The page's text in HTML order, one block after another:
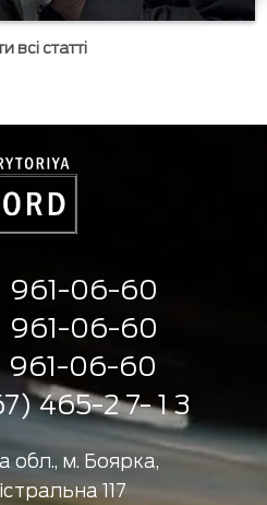
всі статті
06-60
06-60
06-60
465-2 7- 1 3
обл., м. Боярка,
117